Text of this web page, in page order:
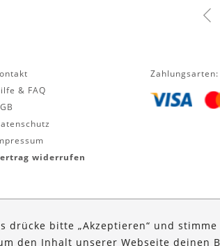
& FAQ
widerrufen
Zahlungsarten:
drücke bitte „Akzeptieren“ und
den Inhalt unserer Webseite deinen